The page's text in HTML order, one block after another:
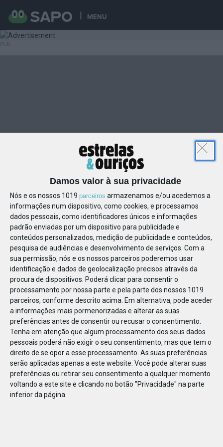
MENU
Damos valor à sua privacidade
Nós e os nossos 1019 parceiros armazenamos e/ou acedemos a
informações num dispositivo, como cookies, e processamos
dados pessoais, como identificadores únicos e informações
padrão enviadas por um dispositivo para publicidade e
conteúdos personalizados, medição de publicidade e conteúdos,
pesquisa de audiências e desenvolvimento de serviços. Com a
sua permissão, nós e os nossos parceiros poderemos usar
identificação e dados de geolocalização precisos através da
procura de dispositivos. Poderá clicar para consentir o
processamento por nossa parte e pela parte dos nossos 1019
parceiros, conforme descrito acima. Em alternativa, pode aceder
a informações mais pormenorizadas e alterar as suas
preferências antes de consentir ou recusar o consentimento.
Tenha em atenção que algum processamento dos seus dados
pessoais poderá não exigir o seu consentimento, mas que tem o
direito de se opor a esse processamento. As suas preferências
serão aplicadas apenas a este website. Você pode alterar suas
preferências ou retirar seu consentimento a qualquer momento
voltando a este site e clicando no botão "Privacidade" na parte
inferior da página.
49895716457662